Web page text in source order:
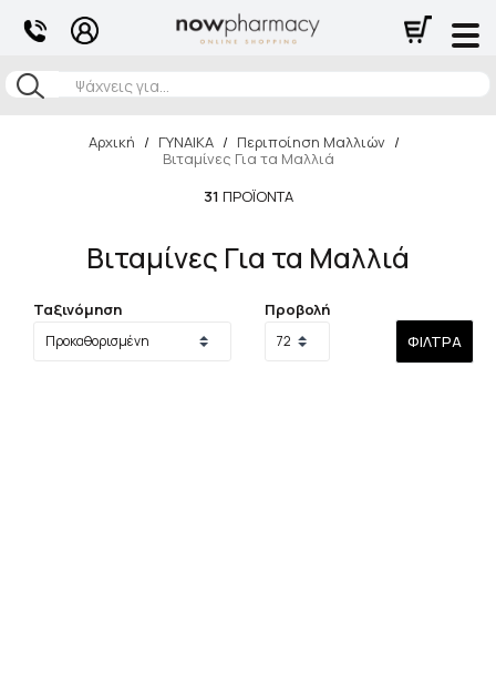
Αναζήτηση
Αρχική / ΓΥΝΑΙΚΑ / Περιποίηση Μαλλιών /
Βιταμίνες Για τα Μαλλιά
31 ΠΡΟΪΌΝΤΑ
Βιταμίνες Για τα Μαλλιά
Ταξινόμηση
Προβολή
ΦΊΛΤΡΑ